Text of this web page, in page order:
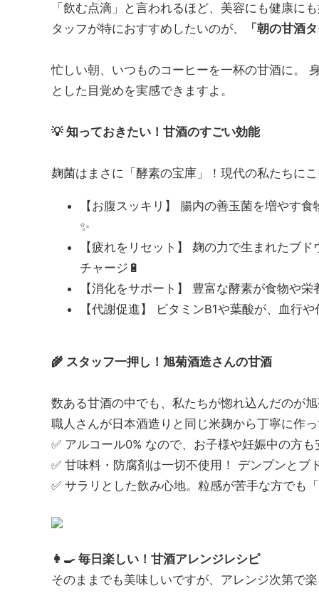
「飲む点滴」と言われるほど、美容にも健康に
タッフが特におすすめしたいのが、
「朝の甘酒
忙しい朝、いつものコーヒーを一杯の甘酒に。
とした目覚めを実感できますよ。
💡 知っておきたい！甘酒のすごい効能
麹菌はまさに「酵素の宝庫」！現代の私たちに
【お腹スッキリ】 腸内の善玉菌を増やす
✨
【疲れをリセット】 麹の力で生まれたブ
チャージ🔋
【消化をサポート】 豊富な酵素が食物や
【代謝促進】 ビタミンB1や葉酸が、血行
🌾 スタッフ一押し！旭菊酒造さんの甘酒
数ある甘酒の中でも、私たちが惚れ込んだのが
職人さんが日本酒造りと同じ米麹から丁寧に作
✅ アルコール0% なので、お子様や妊娠中の方も
✅ 甘味料・防腐剤は一切不使用！ デンプンとブ
✅ サラリとした飲み心地。粒感が苦手な方でも
👩‍🍳 毎日楽しい！甘酒アレンジレシピ
そのままでも美味しいですが、アレンジ次第で